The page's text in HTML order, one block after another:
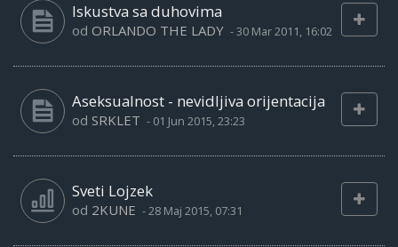
Iskustva sa duhovima
od ORLANDO THE LADY -30 Mar 2011, 16:02
Aseksualnost - nevidljiva orijentacija
od SRKLET - 01 Jun 2015, 23:23
Sveti Lojzek
od 2KUNE -28 Maj 2015, 07:31